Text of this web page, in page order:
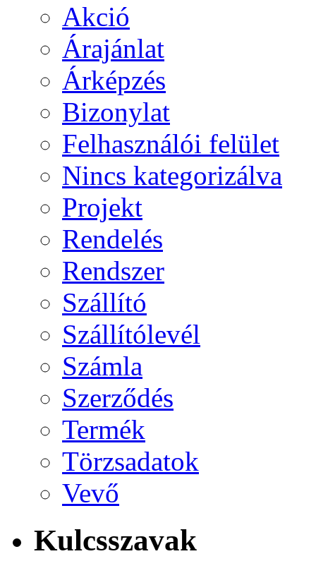
Akció
Árajánlat
Árképzés
Bizonylat
Felhasználói felület
Nincs kategorizálva
Projekt
Rendelés
Rendszer
Szállító
Szállítólevél
Számla
Szerződés
Termék
Törzsadatok
Vevő
Kulcsszavak